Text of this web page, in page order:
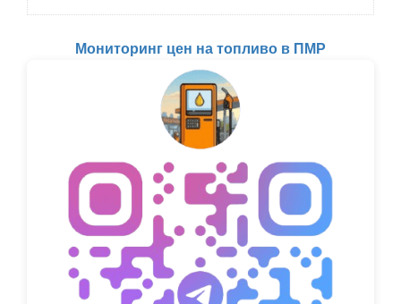
Мониторинг цен на топливо в ПМР